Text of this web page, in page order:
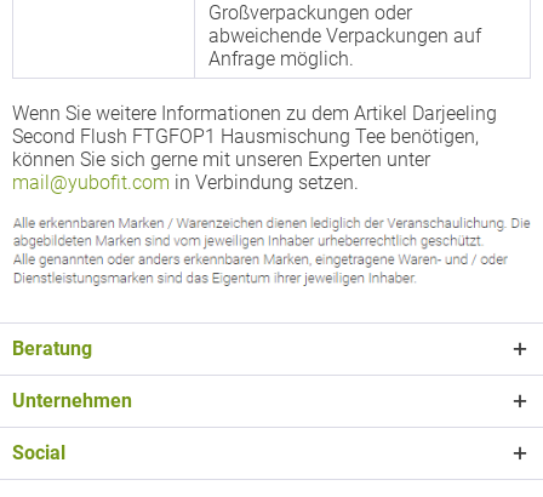
Großverpackungen oder
abweichende Verpackungen auf
Anfrage möglich.
Wenn Sie weitere Informationen zu dem Artikel Darjeeling
Second Flush FTGFOP1 Hausmischung Tee benötigen,
können Sie sich gerne mit unseren Experten unter
mail@yubofit.com in Verbindung setzen.
Beratung
Unternehmen
Social